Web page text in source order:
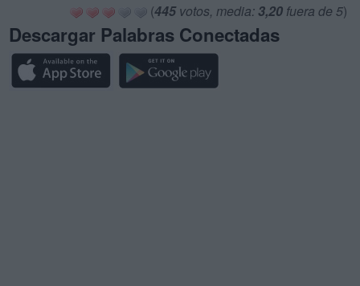
(445votos, media: 3,20 fuera de 5)
Descargar Palabras Conectadas